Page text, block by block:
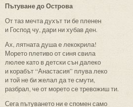
Пътуване до Острова
От таз мечта духът ти бе пленен
и Господ чу, дари ни хубав ден.
Ах, лятната душа е лекокрила!
Морето плетиво от синя свила
люлее като в детски сън далеко
и корабът “Анастасия” плува леко
и той не би желал да те смути,
разбрал, че от морето се тревожиш ти.
Сега пътуването ни е спомен само